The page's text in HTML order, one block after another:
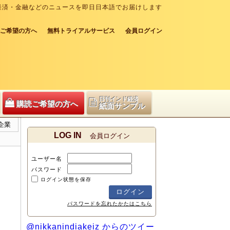
・金融などのニュースを即日日本語でお届けします
希望の方へ 無料トライアルサービス 会員ログイン
購読ご希望の方へ
日刊インド経済
紙面サンプル
業
LOG IN 会員ログイン
ユーザー名
パスワード
ログイン状態を保存
パスワードを忘れたかたはこちら
@nikkanindiakeiz からのツイー